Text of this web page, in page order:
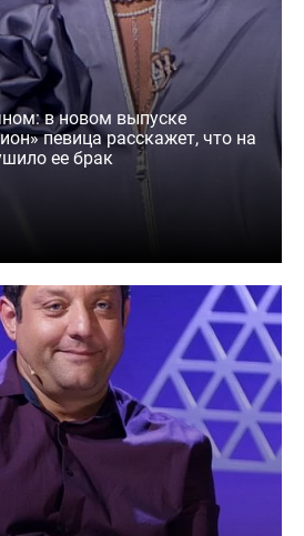
в новом выпуске
певица расскажет, что на
ее брак